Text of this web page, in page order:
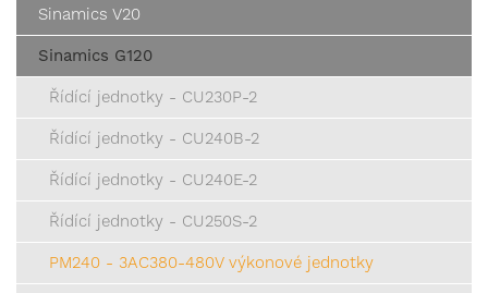
Sinamics V20
Sinamics G120
Řídící jednotky - CU230P-2
Řídící jednotky - CU240B-2
Řídící jednotky - CU240E-2
Řídící jednotky - CU250S-2
PM240 - 3AC380-480V výkonové jednotky